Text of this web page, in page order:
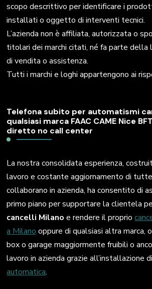
scopo descrittivo per identificare i
installati o oggetto di interventi tecnici.
L’azienda non è affiliata, autorizzata o
titolari dei marchi citati, né fa parte della
di vendita o assistenza.
Tutti i marchi e loghi appartengono ai
Telefona subito per automatismi
qualsiasi marca FAAC CAME Nice
diretto no call center
La nostra consolidata esperienza,
lavoro e costante aggiornamento di
collaborano in azienda, ha consentito di
primo piano per supportare la clientela
cancelli Milano e rendere il proprio
a Milano oppure di qualsiasi altra marca,
box o garage maggiormente fruibili o
lavoro in azienda grazie all’installazione
automatica.